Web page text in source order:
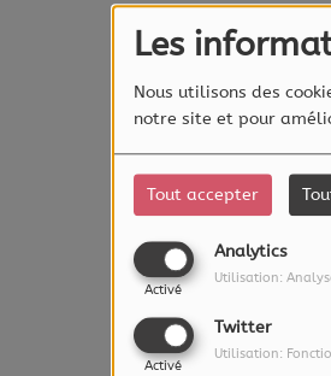
Les
Nous utilisons des
notre site et pour
Tout accepter
Analytics
Activé
Utilisation:
Twitter
Activé
Utilisation: